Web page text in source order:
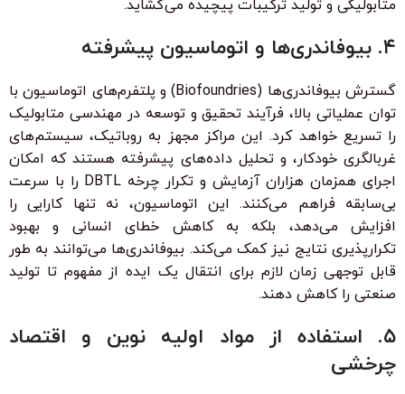
متابولیکی و تولید ترکیبات پیچیده می‌گشاید.
۴. بیوفاندری‌ها و اتوماسیون پیشرفته
گسترش بیوفاندری‌ها (Biofoundries) و پلتفرم‌های اتوماسیون با
توان عملیاتی بالا، فرآیند تحقیق و توسعه در مهندسی متابولیک
را تسریع خواهد کرد. این مراکز مجهز به روباتیک، سیستم‌های
غربالگری خودکار، و تحلیل داده‌های پیشرفته هستند که امکان
اجرای همزمان هزاران آزمایش و تکرار چرخه DBTL را با سرعت
بی‌سابقه فراهم می‌کنند. این اتوماسیون، نه تنها کارایی را
افزایش می‌دهد، بلکه به کاهش خطای انسانی و بهبود
تکرارپذیری نتایج نیز کمک می‌کند. بیوفاندری‌ها می‌توانند به طور
قابل توجهی زمان لازم برای انتقال یک ایده از مفهوم تا تولید
صنعتی را کاهش دهند.
۵. استفاده از مواد اولیه نوین و اقتصاد
چرخشی